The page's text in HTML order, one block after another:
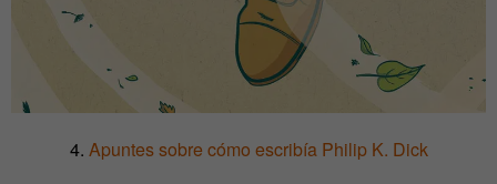
4. Apuntes sobre cómo escribía Philip K. Dick